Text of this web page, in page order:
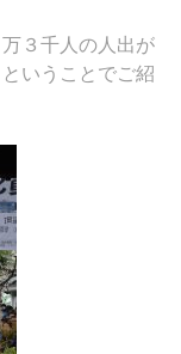
３千人の人出が
いうことでご紹